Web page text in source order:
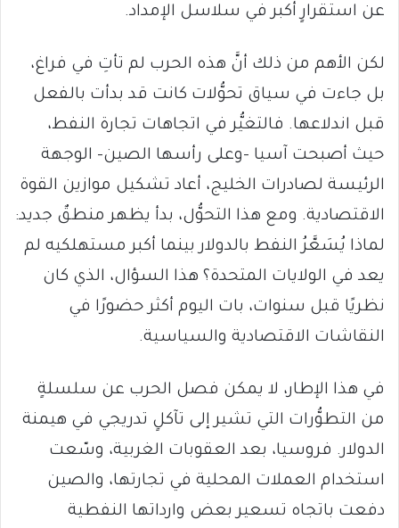
عن استقرارٍ أكبر في سلاسل الإمداد.
لكن الأهم من ذلك أنَّ هذه الحرب لم تأتِ في فراغ،
بل جاءت في سياق تحوُّلات كانت قد بدأت بالفعل
قبل اندلاعها. فالتغيُّر في اتجاهات تجارة النفط،
حيث أصبحت آسيا –وعلى رأسها الصين– الوجهة
الرئيسة لصادرات الخليج، أعاد تشكيل موازين القوة
الاقتصادية. ومع هذا التحوُّل، بدأ يظهر منطقٌ جديد:
لماذا يُسَعَّرُ النفط بالدولار بينما أكبر مستهلكيه لم
يعد في الولايات المتحدة؟ هذا السؤال، الذي كان
نظريًا قبل سنوات، بات اليوم أكثر حضورًا في
النقاشات الاقتصادية والسياسية.
في هذا الإطار، لا يمكن فصل الحرب عن سلسلةٍ
من التطوُّرات التي تشير إلى تآكلٍ تدريجي في هيمنة
الدولار. فروسيا، بعد العقوبات الغربية، وسّعت
استخدام العملات المحلية في تجارتها، والصين
دفعت باتجاه تسعير بعض وارداتها النفطية